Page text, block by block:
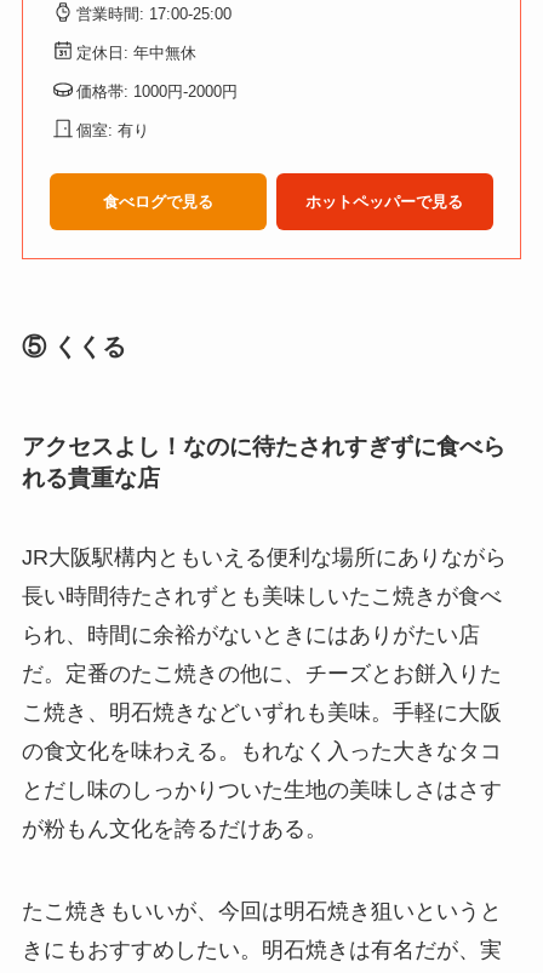
営業時間: 17:00-25:00
定休日: 年中無休
価格帯: 1000円-2000円
個室: 有り
食べログで見る ホットペッパーで見る
⑤ くくる
アクセスよし！なのに待たされすぎずに食べら
れる貴重な店
JR大阪駅構内ともいえる便利な場所にありながら
長い時間待たされずとも美味しいたこ焼きが食べ
られ、時間に余裕がないときにはありがたい店
だ。定番のたこ焼きの他に、チーズとお餅入りた
こ焼き、明石焼きなどいずれも美味。手軽に大阪
の食文化を味わえる。もれなく入った大きなタコ
とだし味のしっかりついた生地の美味しさはさす
が粉もん文化を誇るだけある。
たこ焼きもいいが、今回は明石焼き狙いというと
きにもおすすめしたい。明石焼きは有名だが、実